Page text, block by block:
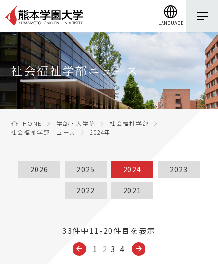
LANGUAGE
社会福祉学部ニュース
HOME 学部・大学院
社会福祉学部
社会福祉学部ニュース
2024年
2026 2025 2024 2023
2022 2021
33件中11-20件目を表示
1 2 3 4